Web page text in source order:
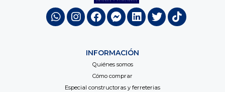
INFORMACIÓN
Quiénes somos
Cómo comprar
Especial constructoras y ferreterias